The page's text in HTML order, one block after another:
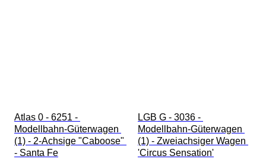
Atlas 0 - 6251 -
Modellbahn-Güterwagen
(1) - 2-Achsige "Caboose"
- Santa Fe
LGB G - 3036 -
Modellbahn-Güterwagen
(1) - Zweiachsiger Wagen
'Circus Sensation'